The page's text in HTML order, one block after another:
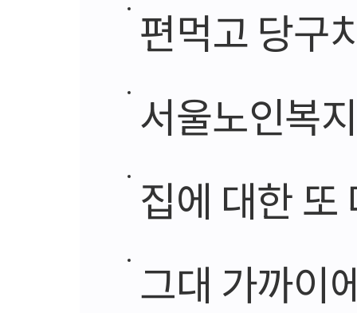
편먹고 당구
서울노인복
집에 대한 또
그대 가까이